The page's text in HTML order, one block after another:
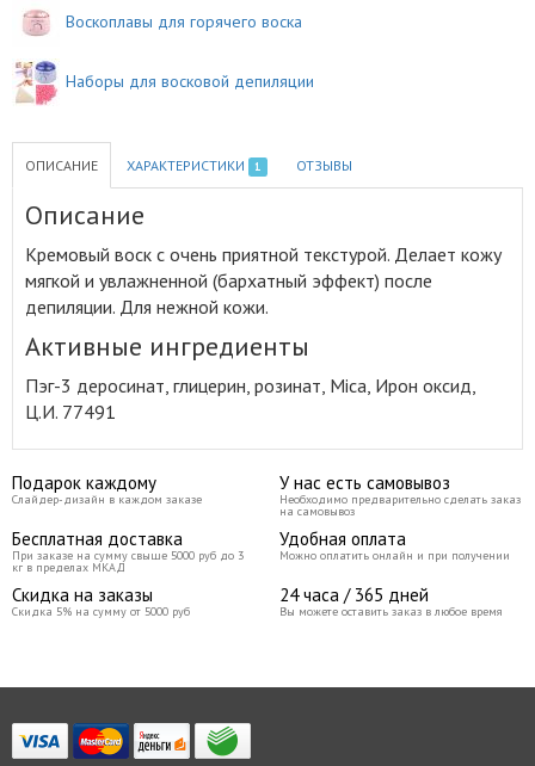
Воскоплавы для горячего воска
Наборы для восковой депиляции
ОПИСАНИЕ ХАРАКТЕРИСТИКИ 1 ОТЗЫВЫ
Описание
Кремовый воск с очень приятной текстурой. Делает кожу
мягкой и увлажненной (бархатный эффект) после
депиляции. Для нежной кожи.
Активные ингредиенты
Пэг-3 деросинат, глицерин, розинат, Mica, Ирон оксид,
Ц.И. 77491
Подарок каждому
Слайдер-дизайн в каждом заказе
У нас есть самовывоз
Необходимо предварительно сделать заказ
на самовывоз
Бесплатная доставка
При заказе на сумму свыше 5000 руб до 3
кг в пределах МКАД
Удобная оплата
Можно оплатить онлайн и при получении
Скидка на заказы
Скидка 5% на сумму от 5000 руб
24 часа / 365 дней
Вы можете оставить заказ в любое время